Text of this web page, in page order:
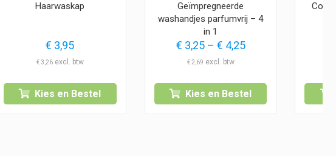
Haarwaskap
€ 3,95
€3,26
Kies en Bestel
Geïmpregneerde
washandjes parfumvrij – 4
in 1
€ 3,25 – € 4,25Prijsklasse:
€ 4,25
€2,69
Kies en Bestel